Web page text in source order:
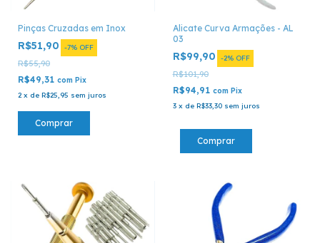
Pinças Cruzadas em Inox
R$51,90 -7% OFF
R$55,90
R$49,31 com Pix
2 x de R$25,95 sem juros
Comprar
Alicate Curva Armações - AL
03
R$99,90 -2% OFF
R$101,90
R$94,91 com Pix
3 x de R$33,30 sem juros